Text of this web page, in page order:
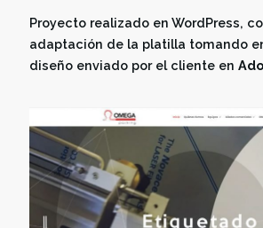
Proyecto realizado en WordPress,
adaptación de la platilla tomando
diseño enviado por el cliente en